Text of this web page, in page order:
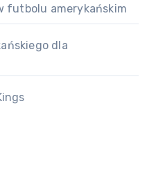
futbolu amerykańskim
dla